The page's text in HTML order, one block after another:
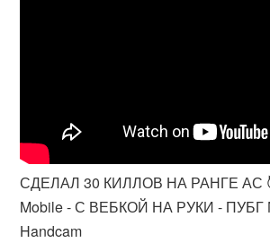
СДЕЛАЛ 30 КИЛЛОВ НА РАНГЕ АС
Mobile - С ВЕБКОЙ НА РУКИ -
Handcam